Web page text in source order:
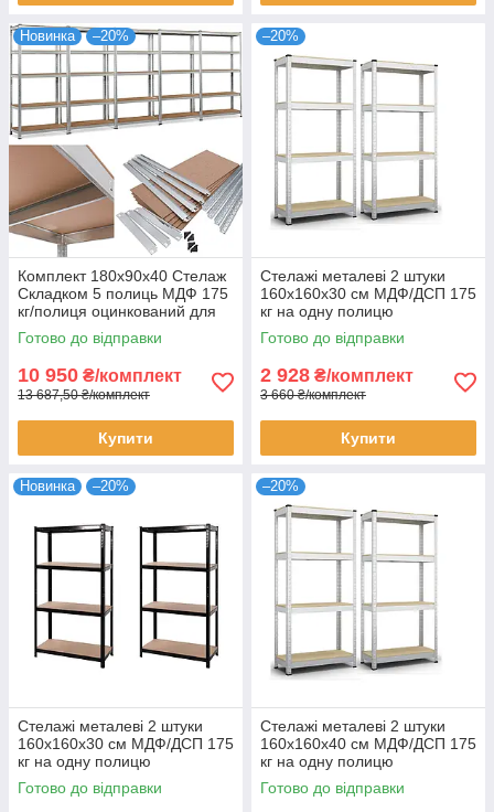
Новинка –20%
Комплект 180х90х40 Стелаж
Складком 5 полиць МДФ 175
кг/полиця оцинкований для
будинку офісу склад 5 штук
Готово до відправки
10 950 ₴/комплект
13 687,50 ₴/комплект
Купити
–20%
Стелажі металеві 2 штуки
160х160х30 см МДФ/ДСП 175
кг на одну полицю
оцинковані 4 полиці (х2)
комплект
Готово до відправки
2 928 ₴/комплект
3 660 ₴/комплект
Купити
Новинка –20%
Стелажі металеві 2 штуки
160х160х30 см МДФ/ДСП 175
кг на одну полицю
фарбований чорний 4 полиці
(х2) комплект
Готово до відправки
–20%
Стелажі металеві 2 штуки
160х160х40 см МДФ/ДСП 175
кг на одну полицю
оцинковані 4 полиці (х2)
комплект
Готово до відправки